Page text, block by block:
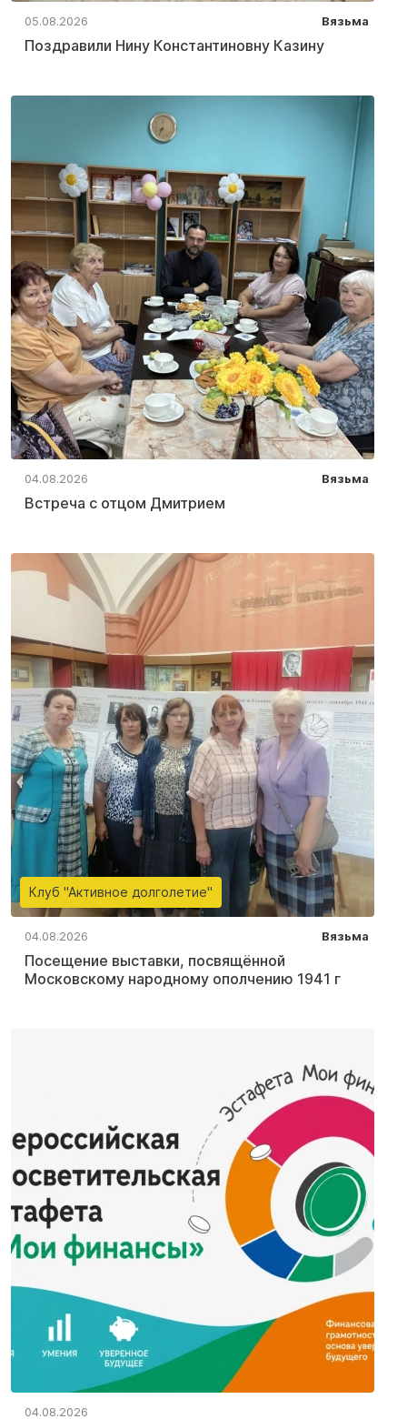
05.08.2026 Вязьма
Поздравили Нину Константиновну Казину
04.08.2026 Вязьма
Встреча с отцом Дмитрием
Клуб "Активное долголетие"
04.08.2026 Вязьма
Посещение выставки, посвящённой
Московскому народному ополчению 1941 г
04.08.2026